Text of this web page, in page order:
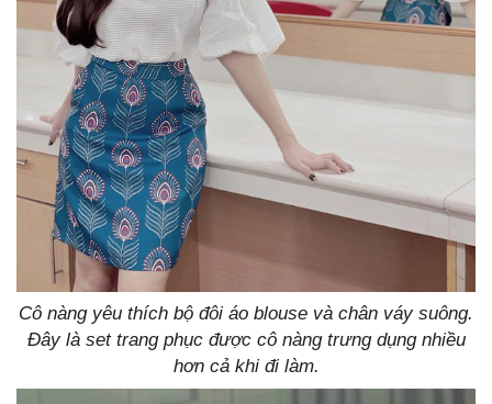
Cô nàng yêu thích bộ đôi áo blouse và chân váy suông.
Đây là set trang phục được cô nàng trưng dụng nhiều
hơn cả khi đi làm.